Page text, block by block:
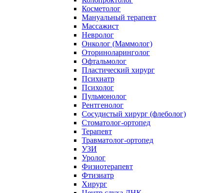
Косметолог
Мануальный терапевт
Массажист
Невролог
Онколог (Маммолог)
Оториноларинголог
Офтальмолог
Пластический хирург
Психиатр
Психолог
Пульмонолог
Рентгенолог
Сосудистый хирург (флеболог)
Стоматолог-ортопед
Терапевт
Травматолог-ортопед
УЗИ
Уролог
Физиотерапевт
Фтизиатр
Хирург